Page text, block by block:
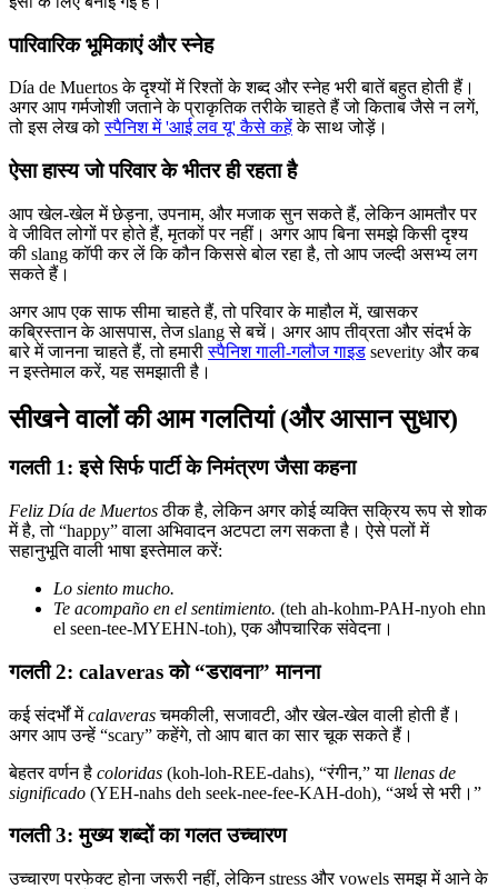
पारिवारिक भूमिकाएं और स्नेह
Día de Muertos के दृश्यों में रिश्तों के शब्द और स्नेह भरी बातें बहुत होती हैं।
अगर आप गर्मजोशी जताने के प्राकृतिक तरीके चाहते हैं जो किताब जैसे न लगें,
तो इस लेख कोस्पैनिश में 'आई लव यू' कैसे कहेंके साथ जोड़ें।
ऐसा हास्य जो परिवार के भीतर ही रहता है
आप खेल-खेल में छेड़ना, उपनाम, और मजाक सुन सकते हैं, लेकिन आमतौर पर
वे जीवित लोगों पर होते हैं, मृतकों पर नहीं। अगर आप बिना समझे किसी दृश्य
की slang कॉपी कर लें कि कौन किससे बोल रहा है, तो आप जल्दी असभ्य लग
सकते हैं।
अगर आप एक साफ सीमा चाहते हैं, तो परिवार के माहौल में, खासकर
कब्रिस्तान के आसपास, तेज slang से बचें। अगर आप तीव्रता और संदर्भ के
बारे में जानना चाहते हैं, तो हमारीस्पैनिश गाली-गलौज गाइड severity और कब
न इस्तेमाल करें, यह समझाती है।
सीखने वालों की आम गलतियां (और आसान सुधार)
गलती 1: इसे सिर्फ पार्टी के निमंत्रण जैसा कहना
Feliz Día de Muertosठीक है, लेकिन अगर कोई व्यक्ति सक्रिय रूप से शोक
में है, तो “happy” वाला अभिवादन अटपटा लग सकता है। ऐसे पलों में
सहानुभूति वाली भाषा इस्तेमाल करें:
Lo siento mucho.
Te acompaño en el sentimiento. (teh ah-kohm-PAH-nyoh ehn
el seen-tee-MYEHN-toh), एक औपचारिक संवेदना।
गलती 2: calaveras को “डरावना” मानना
कई संदर्भों मेंcalaverasचमकीली, सजावटी, और खेल-खेल वाली होती हैं।
अगर आप उन्हें “scary” कहेंगे, तो आप बात का सार चूक सकते हैं।
बेहतर वर्णन है coloridas (koh-loh-REE-dahs), “रंगीन,” या llenas de
significado (YEH-nahs deh seek-nee-fee-KAH-doh), “अर्थ से भरी।”
गलती 3: मुख्य शब्दों का गलत उच्चारण
उच्चारण परफेक्ट होना जरूरी नहीं, लेकिन stress और vowels समझ में आने के